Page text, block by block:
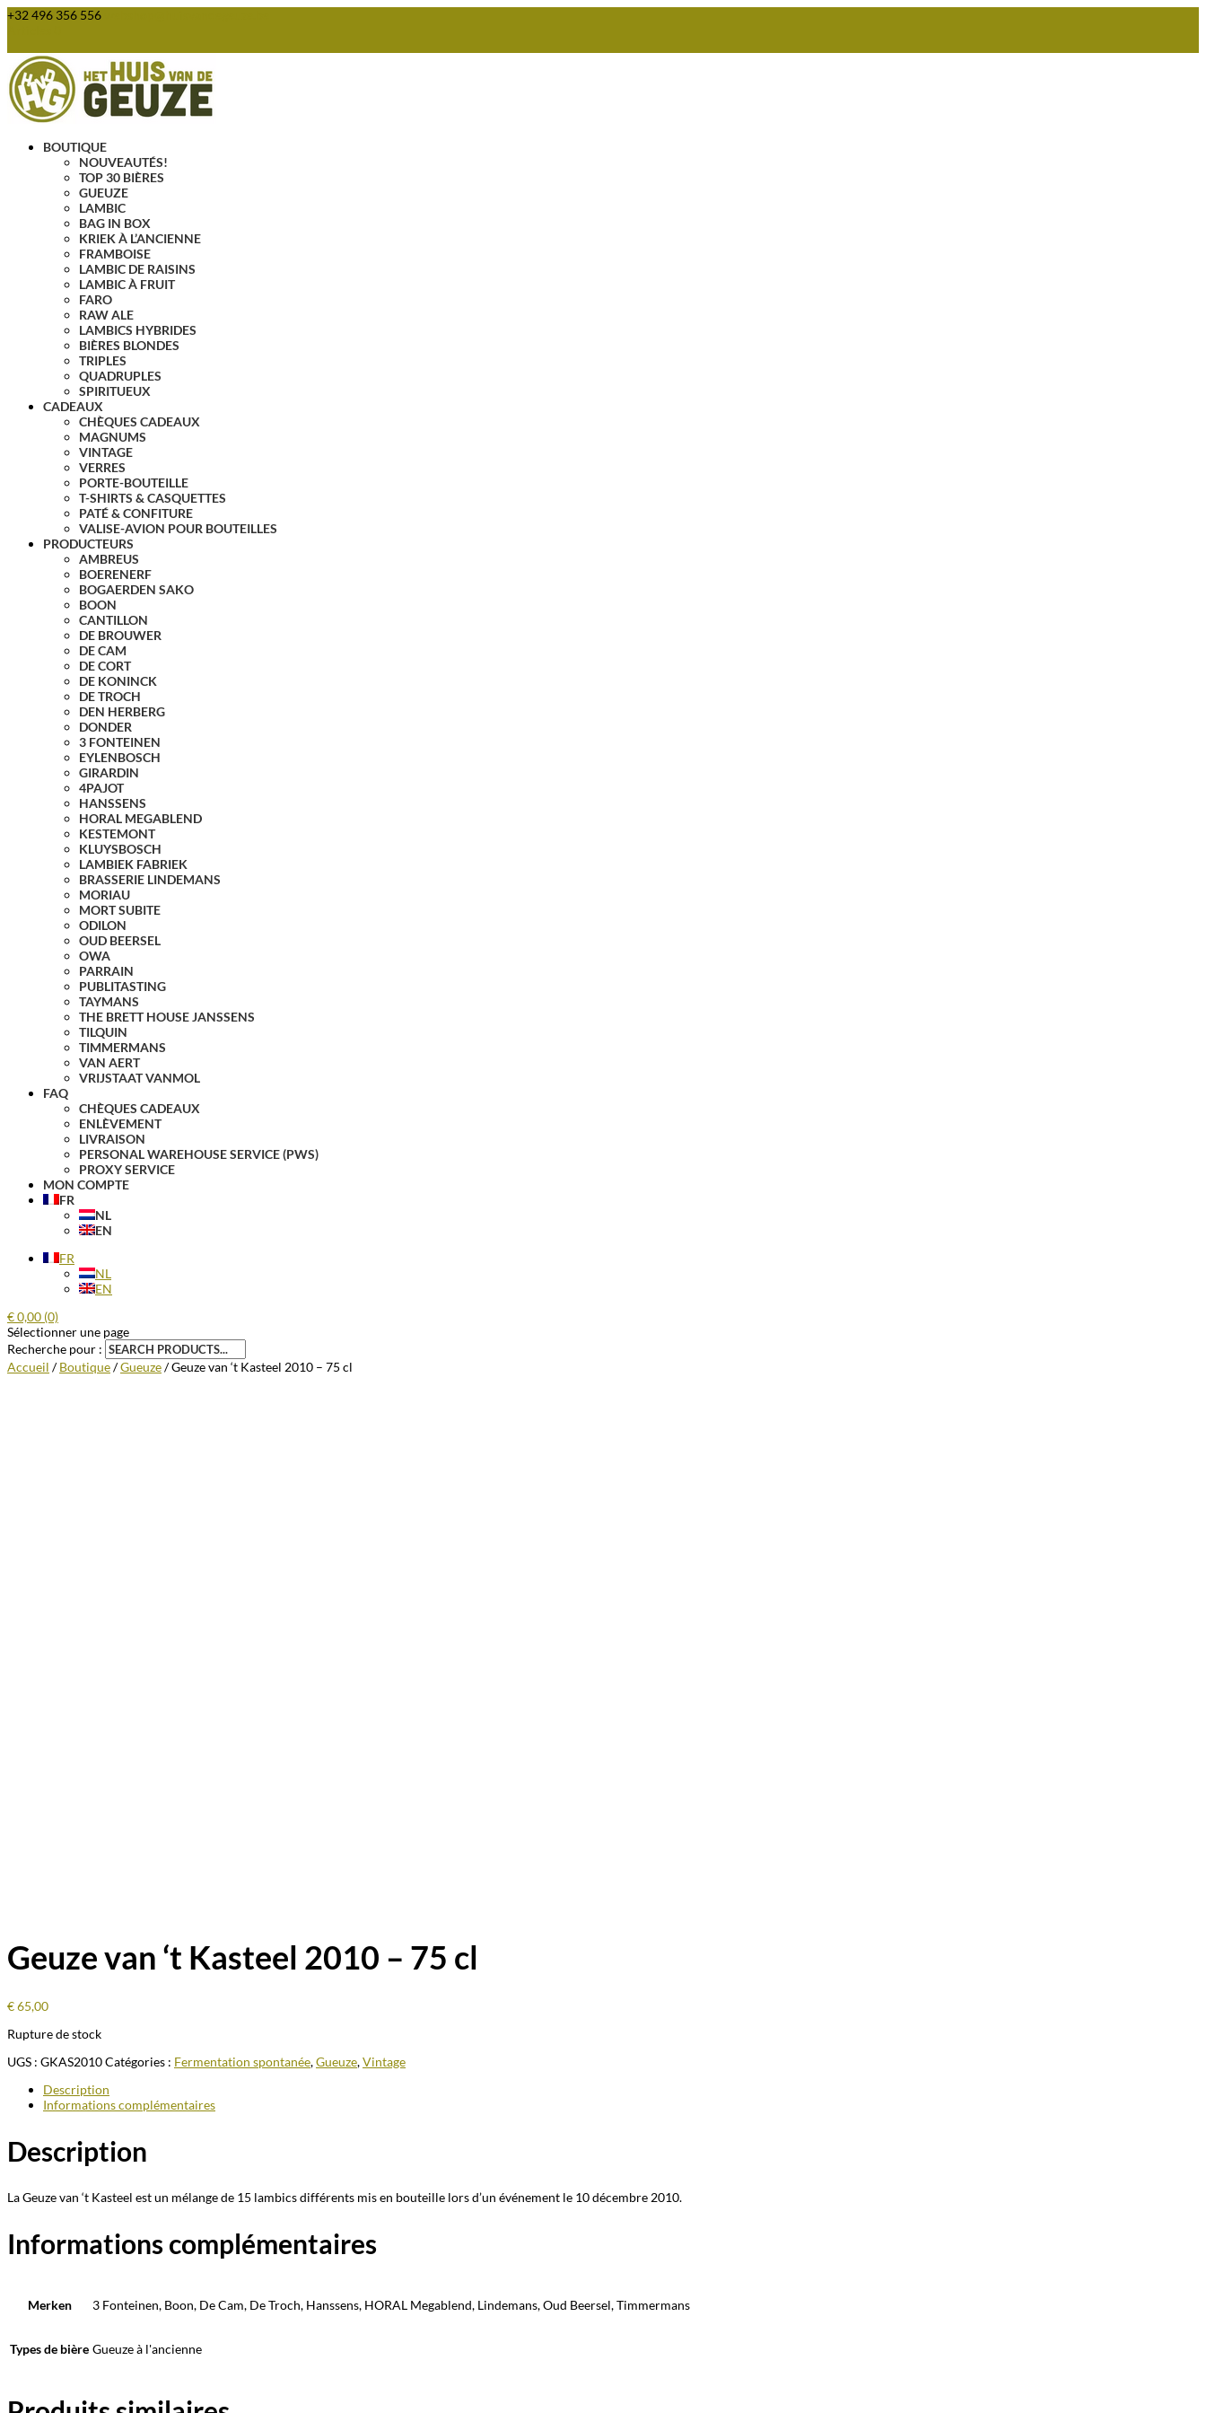
+32 496 356 556
BOUTIQUE
NOUVEAUTÉS!
TOP 30 BIÈRES
GUEUZE
LAMBIC
BAG IN BOX
KRIEK À L’ANCIENNE
FRAMBOISE
LAMBIC DE RAISINS
LAMBIC À FRUIT
FARO
RAW ALE
LAMBICS HYBRIDES
BIÈRES BLONDES
TRIPLES
QUADRUPLES
SPIRITUEUX
CADEAUX
CHÈQUES CADEAUX
MAGNUMS
VINTAGE
VERRES
PORTE-BOUTEILLE
T-SHIRTS & CASQUETTES
PATÉ & CONFITURE
VALISE-AVION POUR BOUTEILLES
PRODUCTEURS
AMBREUS
BOERENERF
BOGAERDEN SAKO
BOON
CANTILLON
DE BROUWER
DE CAM
DE CORT
DE KONINCK
DE TROCH
DEN HERBERG
DONDER
3 FONTEINEN
EYLENBOSCH
GIRARDIN
4PAJOT
HANSSENS
HORAL MEGABLEND
KESTEMONT
KLUYSBOSCH
LAMBIEK FABRIEK
BRASSERIE LINDEMANS
MORIAU
MORT SUBITE
ODILON
OUD BEERSEL
OWA
PARRAIN
PUBLITASTING
TAYMANS
THE BRETT HOUSE JANSSENS
TILQUIN
TIMMERMANS
VAN AERT
VRIJSTAAT VANMOL
FAQ
CHÈQUES CADEAUX
ENLÈVEMENT
LIVRAISON
PERSONAL WAREHOUSE SERVICE (PWS)
PROXY SERVICE
MON COMPTE
FR
NL
EN
FR
NL
EN
€0,00 (0)
Sélectionner une page
Recherche pour :
Accueil /Boutique/Gueuze/ Geuze van ‘t Kasteel 2010 – 75 cl
Geuze van ‘t Kasteel 2010 – 75 cl
€65,00
Rupture de stock
UGS : GKAS2010Catégories : Fermentation spontanée,Gueuze,Vintage
Description
Informations complémentaires
Description
La Geuze van ‘t Kasteel est un mélange de 15 lambics différents mis en bouteille lors d’un événement le 10 décembre 2010.
Informations complémentaires
Merken 3 Fonteinen, Boon, De Cam, De Troch, Hanssens, HORAL Megablend, Lindemans, Oud Beersel, Timmermans
Types de bière Gueuze à l'ancienne